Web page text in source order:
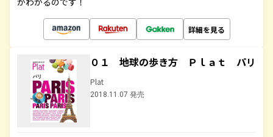
詳細を見る
０１ 地球の歩き方 Ｐｌａｔ パリ
Plat
2018.11.07 発売